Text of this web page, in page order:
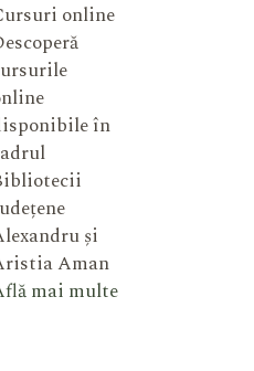
online
în
și
Aman
mai multe